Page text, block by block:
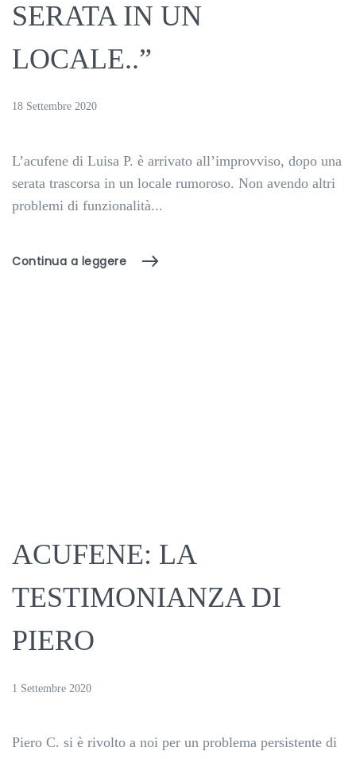
SERATA IN UN
LOCALE..”
18 Settembre 2020
L’acufene di Luisa P. è arrivato all’improvviso, dopo una
serata trascorsa in un locale rumoroso. Non avendo altri
problemi di funzionalità...
Continua a leggere
ACUFENE: LA
TESTIMONIANZA DI
PIERO
1 Settembre 2020
Piero C. si è rivolto a noi per un problema persistente di